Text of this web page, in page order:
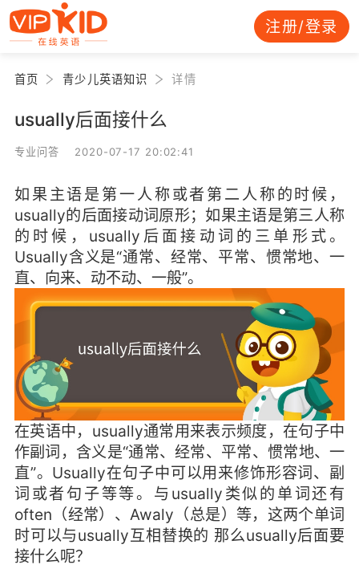
注册/登录
首页 青少儿英语知识 详情
usually后面接什么
专业问答 2020-07-17 20:02:41
如果主语是第一人称或者第二人称的时候，
usually的后面接动词原形；如果主语是第三人称
的时候，usually后面接动词的三单形式。
Usually含义是“通常、经常、平常、惯常地、一
直、向来、动不动、一般”。
在英语中，usually通常用来表示频度，在句子中
作副词，含义是“通常、经常、平常、惯常地、一
直”。Usually在句子中可以用来修饰形容词、副
词或者句子等等。与usually类似的单词还有
often（经常）、Awaly（总是）等，这两个单词
时可以与usually互相替换的 那么usually后面要
接什么呢？